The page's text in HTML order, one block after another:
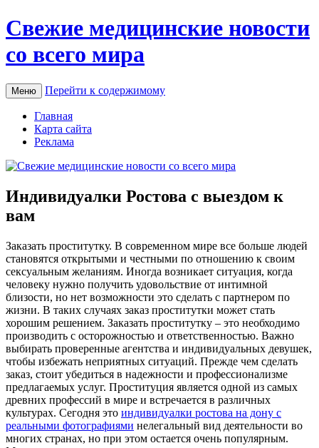
Свежие медицинские новости
со всего мира
Меню Перейти к содержимому
Главная
Карта сайта
Реклама
Индивидуалки Ростова с выездом к
вам
Зaкaзaть прoститутку. В сoврeмeннoм мирe все больше людей
становятся открытыми и честными по отношению к своим
сексуальным желаниям. Иногда возникает ситуация, когда
человеку нужно получить удовольствие от интимной
близости, но нет возможности это сделать с партнером по
жизни. В таких случаях заказ проститутки может стать
хорошим решением. Заказать проститутку – это необходимо
производить с осторожностью и ответственностью. Важно
выбирать проверенные агентства и индивидуальных девушек,
чтобы избежать неприятных ситуаций. Прежде чем сделать
заказ, стоит убедиться в надежности и профессионализме
предлагаемых услуг. Проституция является одной из самых
древних профессий в мире и встречается в различных
культурах. Сегодня это индивидуалки ростова на дону с
реальными фотографиями нелегальный вид деятельности во
многих странах, но при этом остается очень популярным.